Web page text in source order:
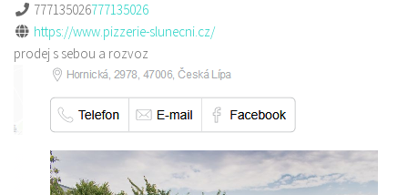
777135026777135026
https://www.pizzerie-slunecni.cz/
prodej s sebou a rozvoz